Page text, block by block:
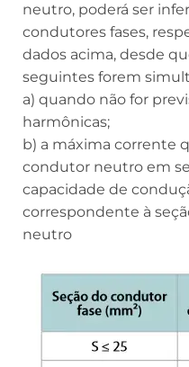
neutro, poderá ser
condutores fases,
dados acima, desde
seguintes forem
a) quando não for
harmônicas;
b) a máxima corrente
condutor neutro em
capacidade de
correspondente à
neutro